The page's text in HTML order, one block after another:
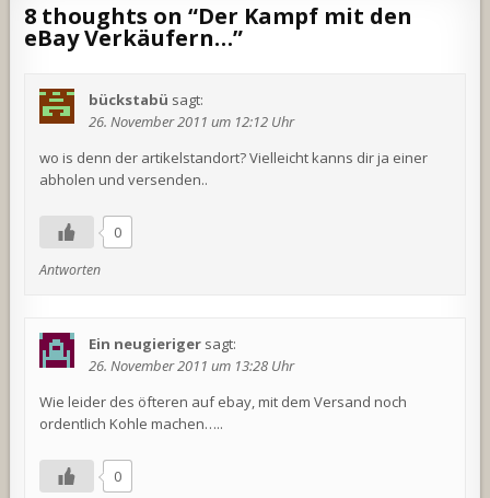
8 thoughts on “Der Kampf mit den
eBay Verkäufern…”
bückstabü sagt:
26. November 2011 um 12:12 Uhr
wo is denn der artikelstandort? Vielleicht kanns dir ja einer
abholen und versenden..
0
Antworten
Ein neugieriger sagt:
26. November 2011 um 13:28 Uhr
Wie leider des öfteren auf ebay, mit dem Versand noch
ordentlich Kohle machen…..
0